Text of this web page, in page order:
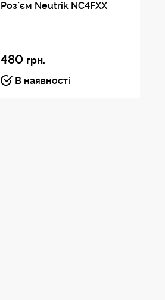
Роз`єм Neutrik NC4FXX
480 грн.
В наявності